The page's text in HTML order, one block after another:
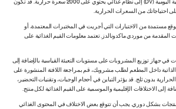
تستند النسبة المئوية للقيم الغذائية اليومية (DV) إلى نظام غذائي يحتوي على 2000 سعرة حرارية. قد تكون
احتياجاتك من السعرات الحرارية.
مستمدة من الاختبارات التي أجريت في المختبرات المعتمدة، أو
المقدمة من موردي ماكدونالدز. تعتمد معلومات القيم الغذائية على
في جهاز توزيع المشروبات على مستويات التعبئة القياسية بالإضافة إلى
الذاتية داخل المطعم لطلب مشروبك، قم بمراجعة اللافتة المنشورة على
بدون ثلج. قد يؤثر التباين في أحجام الوجبات، وتقنيات التحضير،
إلى الاختلافات الإقليمية والموسمية على القيم الغذائية لكل منتج.
بشكل دوري. يجب أن تتوقع بعض الاختلاف في المحتوى الغذائي